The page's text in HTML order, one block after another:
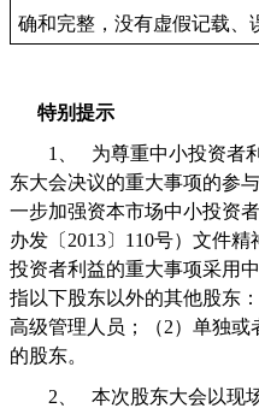
确和完整，没有虚假记载、
特别提示
1、
为尊重中小投资者
东大会决议的重大事项的参
一步加强资本市场中小投资
办发〔 2013〕 110号）文件精
投资者利益的重大事项采用
指以下股东以外的其他股东
高级管理人员；（2）单独或
的股东。
2、
本次股东大会以现